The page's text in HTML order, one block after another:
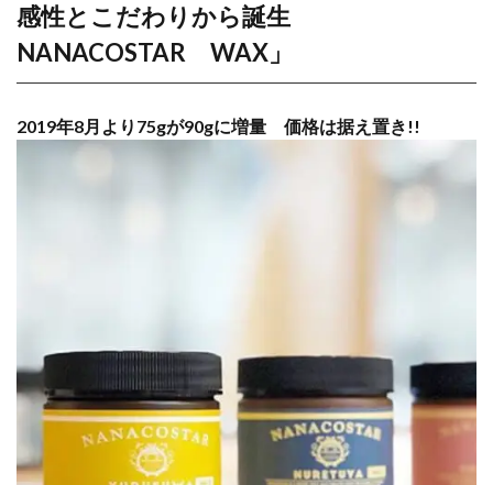
WAX」
1.0.1
75gが
90gに増
量 価
感性とこだわりから誕生
NANACOSTAR WAX」
2019年8月より75gが90gに増量 価格は据え置き!!